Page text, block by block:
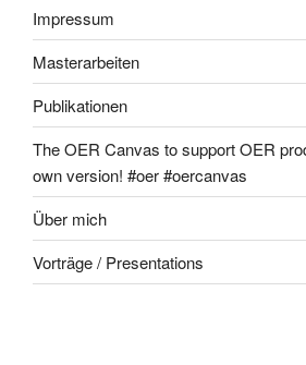
Impressum
Masterarbeiten
Publikationen
The OER Canvas to support OER
own version! #oer #oercanvas
Über mich
Vorträge / Presentations